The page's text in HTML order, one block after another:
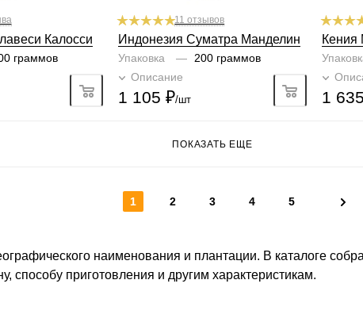
Калосси
граммов
11 отзывов
Индонезия Суматра Манделин
Упаковка —
200 граммов
Описание
1 105 ₽/шт
Кения
1 635
ПОКАЗАТЬ ЕЩЕ
1 2 3 4 5
наименования и плантации. В каталоге
способу приготовления и другим характеристикам.